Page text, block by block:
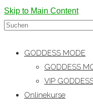
Skip to Main Content
Suche
GODDESS MODE
GODDESS
VIP
Onlinekurse